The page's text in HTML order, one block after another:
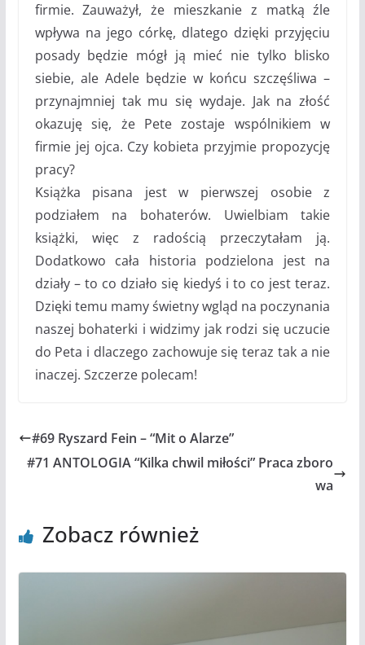
firmie. Zauważył, że mieszkanie z matką źle
wpływa na jego córkę, dlatego dzięki przyjęciu
posady będzie mógł ją mieć nie tylko blisko
siebie, ale Adele będzie w końcu szczęśliwa –
przynajmniej tak mu się wydaje. Jak na złość
okazuję się, że Pete zostaje wspólnikiem w
firmie jej ojca. Czy kobieta przyjmie propozycję
pracy?
Książka pisana jest w pierwszej osobie z
podziałem na bohaterów. Uwielbiam takie
książki, więc z radością przeczytałam ją.
Dodatkowo cała historia podzielona jest na
działy – to co działo się kiedyś i to co jest teraz.
Dzięki temu mamy świetny wgląd na poczynania
naszej bohaterki i widzimy jak rodzi się uczucie
do Peta i dlaczego zachowuje się teraz tak a nie
inaczej. Szczerze polecam!
#69 Ryszard Fein – “Mit o Alarze”
#71 ANTOLOGIA “Kilka chwil miłości” Praca zboro
wa
Zobacz również